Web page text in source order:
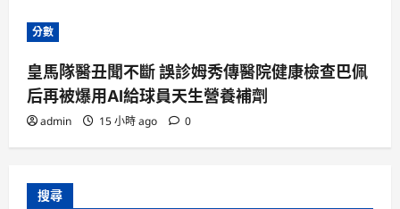
分數
皇馬隊醫丑聞不斷 誤診姆秀傳醫院健康檢查巴佩
后再被爆用AI給球員天生營養補劑
admin 15 小時 ago 0
搜尋